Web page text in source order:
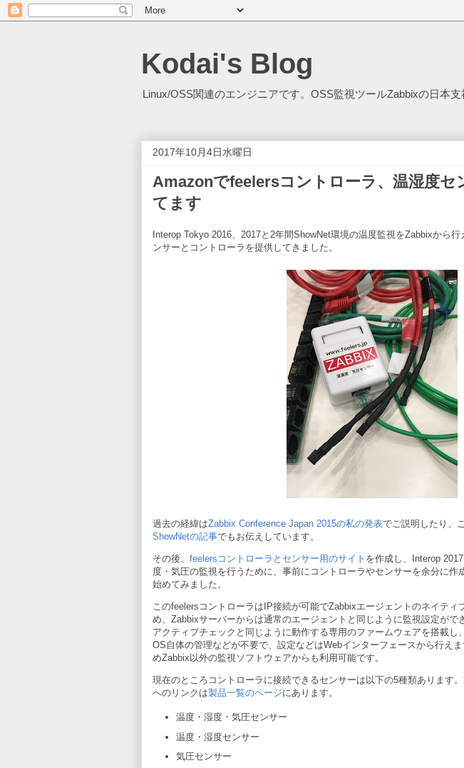
Kodai's Blog
Linux/OSS関連のエンジニアです。OSS監視ツールZabbixの日本支
2017年10月4日水曜日
Amazonでfeelersコントローラ、温湿度セ
てます
Interop Tokyo 2016、2017と2年間ShowNet環境の温度監視をZabbixから
ンサーとコントローラを提供してきました。
過去の経緯はZabbix Conference Japan 2015の私の発表でご説明したり、
ShowNetの記事でもお伝えしています。
その後、 feelersコントローラとセンサー用のサイト を作成し、Interop
度・気圧の監視を行うために、事前にコントローラやセンサーを余分に作
始めてみました。
このfeelersコントローラはIP接続が可能でZabbixエージェントのネイティ
め、Zabbixサーバーからは通常のエージェントと同じように監視設定がで
アクティブチェックと同じように動作する専用のファームウェアを搭載し
OS自体の管理などが不要で、設定などはWebインターフェースから行え
めZabbix以外の監視ソフトウェアからも利用可能です。
現在のところコントローラに接続できるセンサーは以下の5種類あります
へのリンクは製品一覧のページにあります。
温度・湿度・気圧センサー
温度・湿度センサー
気圧センサー